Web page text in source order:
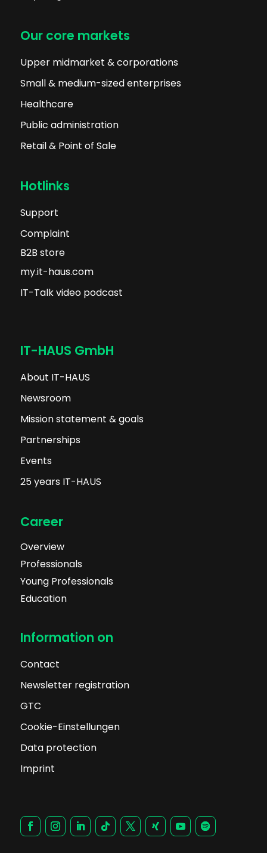
Our core markets
Upper midmarket & corporations
Small & medium-sized enterprises
Healthcare
Public administration
Retail & Point of Sale
Hotlinks
Support
Complaint
B2B store
my.it-haus.com
IT-Talk video podcast
IT-HAUS GmbH
About IT-HAUS
Newsroom
Mission statement & goals
Partnerships
Events
25 years IT-HAUS
Career
Overview
Professionals
Young Professionals
Education
Information on
Contact
Newsletter registration
GTC
Cookie-Einstellungen
Data protection
Imprint